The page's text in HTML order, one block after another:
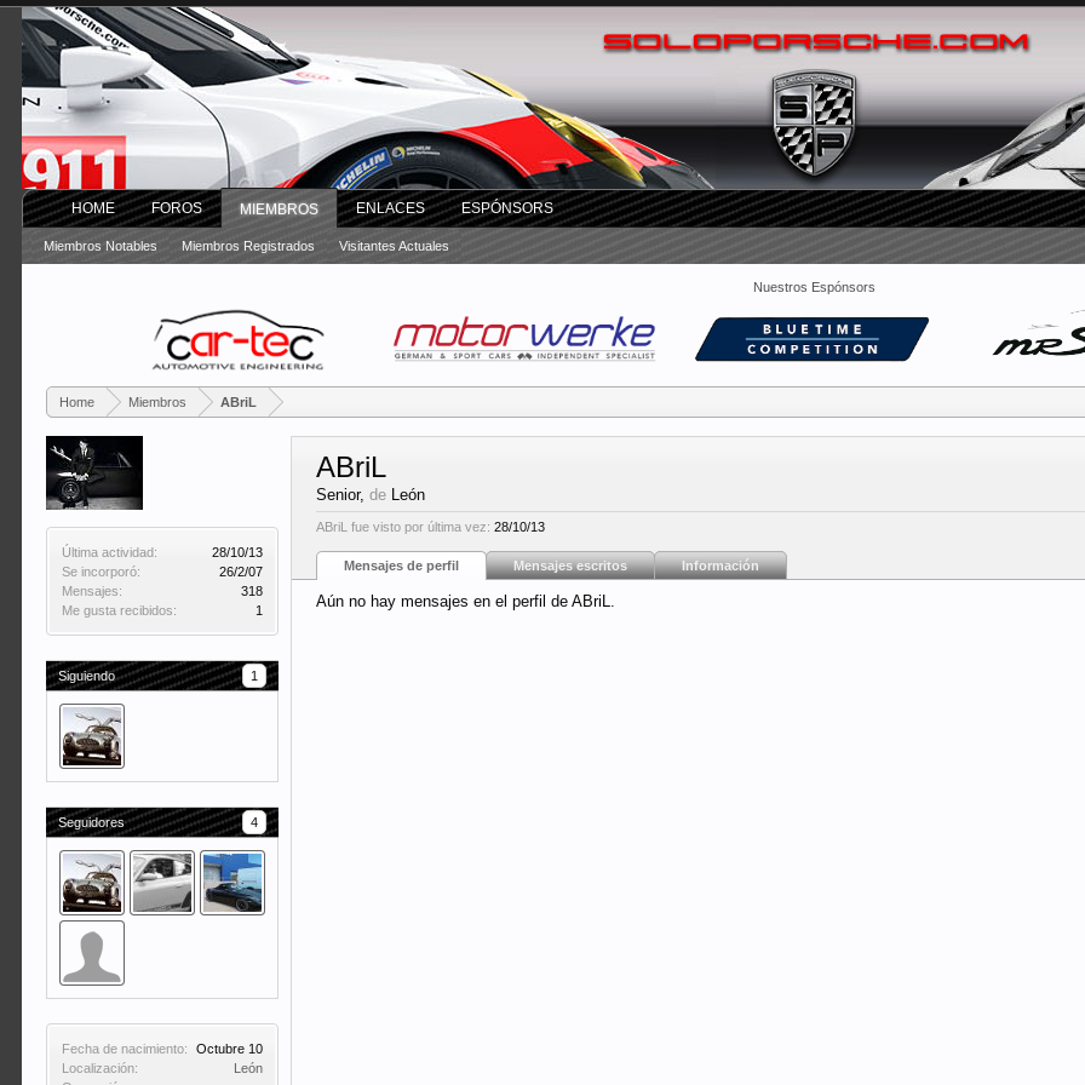
Nuestros Espónsors
Home Miembros ABriL
Última actividad:
28/10/13
Se incorporó:
26/2/07
Mensajes:
318
Me gusta recibidos:
1
Siguiendo 1
Seguidores 4
Fecha de nacimiento:
Octubre 10
Localización:
León
ABriL
Senior,de León
ABriL fue visto por última vez: 28/10/13
Mensajes de perfil Mensajes escritos Información
Aún no hay mensajes en el perfil de ABriL.
HOME FOROS MIEMBROS
Miembros Notables Miembros Registrados Visitantes Actuales
ENLACES ESPÓNSORS